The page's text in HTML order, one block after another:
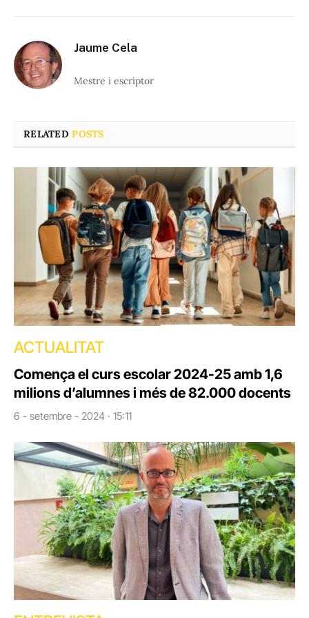
Jaume Cela
Mestre i escriptor
RELATEDPOSTS
ACTUALITAT
Comença el curs escolar 2024-25 amb 1,6
milions d’alumnes i més de 82.000 docents
6 - setembre - 2024 · 15:11